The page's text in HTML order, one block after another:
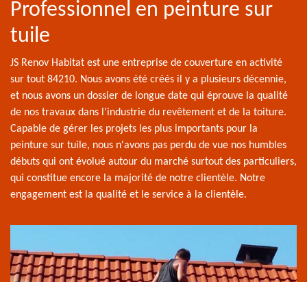
Professionnel en peinture sur
tuile
JS Renov Habitat est une entreprise de couverture en activité
sur tout 84210. Nous avons été créés il y a plusieurs décennie,
et nous avons un dossier de longue date qui éprouve la qualité
de nos travaux dans l'industrie du revêtement et de la toiture.
Capable de gérer les projets les plus importants pour la
peinture sur tuile, nous n'avons pas perdu de vue nos humbles
débuts qui ont évolué autour du marché surtout des particuliers,
qui constitue encore la majorité de notre clientèle. Notre
engagement est la qualité et le service à la clientèle.